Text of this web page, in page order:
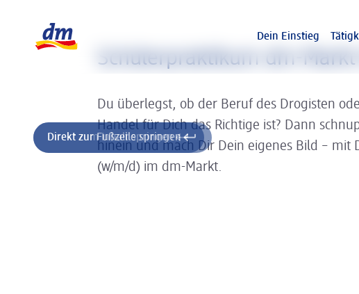
Direkt zum Inhalt springen
Direkt zur Fußzeile springen
Dein Einstieg
Schülerpraktikum dm-Markt
Du überlegst, ob der Beruf des Drogisten
Handel für Dich das Richtige ist? Dann
hinein und mach Dir Dein eigenes Bild – mit
(w/m/d) im dm-Markt.